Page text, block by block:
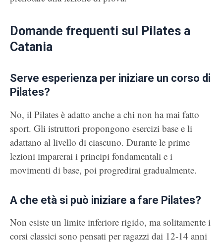
Domande frequenti sul Pilates a
Catania
Serve esperienza per iniziare un corso di
Pilates?
No, il Pilates è adatto anche a chi non ha mai fatto
sport. Gli istruttori propongono esercizi base e li
adattano al livello di ciascuno. Durante le prime
lezioni imparerai i principi fondamentali e i
movimenti di base, poi progredirai gradualmente.
A che età si può iniziare a fare Pilates?
Non esiste un limite inferiore rigido, ma solitamente i
corsi classici sono pensati per ragazzi dai 12-14 anni